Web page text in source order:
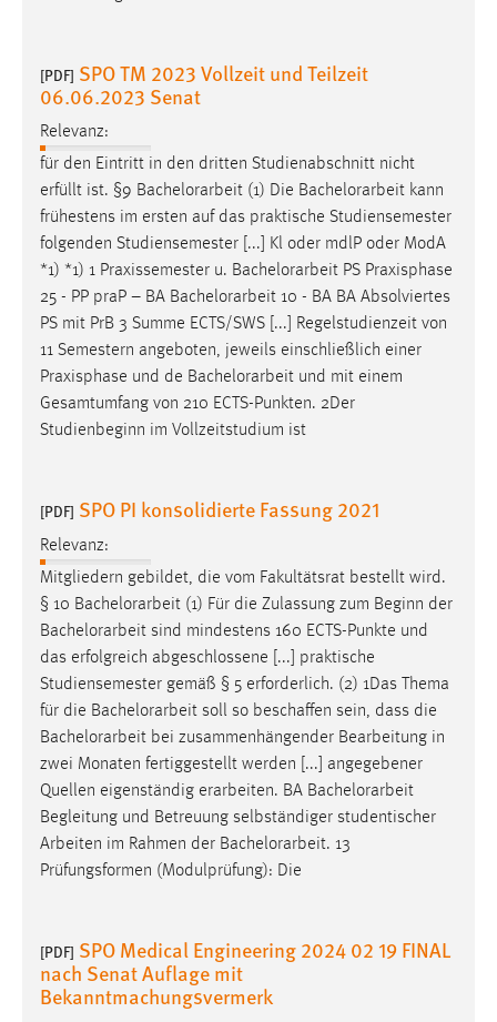
[PDF] SPO TM 2023 Vollzeit und Teilzeit
06.06.2023 Senat
Relevanz:
für den Eintritt in den dritten Studienabschnitt nicht
erfüllt ist. §9 Bachelorarbeit (1) Die Bachelorarbeit kann
frühestens im ersten auf das praktische Studiensemester
folgenden Studiensemester [...] Kl oder mdlP oder ModA
*1) *1) 1 Praxissemester u. Bachelorarbeit PS Praxisphase
25 - PP praP – BA Bachelorarbeit 10 - BA BA Absolviertes
PS mit PrB 3 Summe ECTS/SWS [...] Regelstudienzeit von
11 Semestern angeboten, jeweils einschließlich einer
Praxisphase und de Bachelorarbeit und mit einem
Gesamtumfang von 210 ECTS-Punkten. 2Der
Studienbeginn im Vollzeitstudium ist
[PDF] SPO PI konsolidierte Fassung 2021
Relevanz:
Mitgliedern gebildet, die vom Fakultätsrat bestellt wird.
§ 10 Bachelorarbeit (1) Für die Zulassung zum Beginn der
Bachelorarbeit sind mindestens 160 ECTS-Punkte und
das erfolgreich abgeschlossene [...] praktische
Studiensemester gemäß § 5 erforderlich. (2) 1Das Thema
für die Bachelorarbeit soll so beschaffen sein, dass die
Bachelorarbeit bei zusammenhängender Bearbeitung in
zwei Monaten fertiggestellt werden [...] angegebener
Quellen eigenständig erarbeiten. BA Bachelorarbeit
Begleitung und Betreuung selbständiger studentischer
Arbeiten im Rahmen der Bachelorarbeit. 13
Prüfungsformen (Modulprüfung): Die
[PDF] SPO Medical Engineering 2024 02 19 FINAL
nach Senat Auflage mit
Bekanntmachungsvermerk